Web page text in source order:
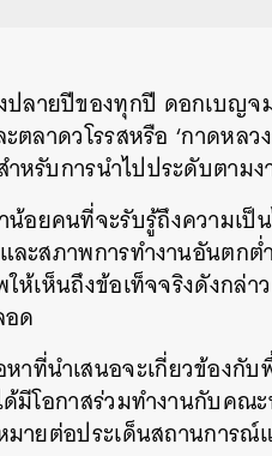
ปลายปีของทุกปี ดอกเบญจ
ตลาดวโรรสหรือ ‘กาดหลว
หรับการนำไปประดับตาม
น้อยคนที่จะรับรู้ถึงความเป็
ละสภาพการทำงานอันตก
ห้เห็นถึงข้อเท็จจริงดังกล่
ด
หาที่นำเสนอจะเกี่ยวข้อง
ด้มีโอกาสร่วมทำงานกับค
ายต่อประเด็นสถานการณ์